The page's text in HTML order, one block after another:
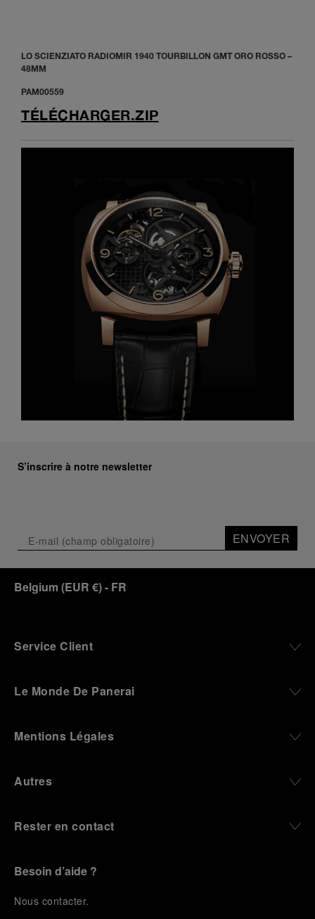
LO SCIENZIATO RADIOMIR 1940 TOURBILLON GMT ORO ROSSO –
48MM
PAM00559
TÉLÉCHARGER.ZIP
S’inscrire à notre newsletter
ENVOYER
Belgium (EUR €)- FR
Service Client
Le Monde De Panerai
Mentions Légales
Autres
Rester en contact
Besoin d’aide ?
Nous contacter.